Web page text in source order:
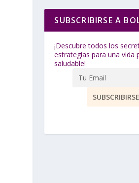
SUBSCRIBIRSE A
¡Descubre todos los
estrategias para una vida
saludable!